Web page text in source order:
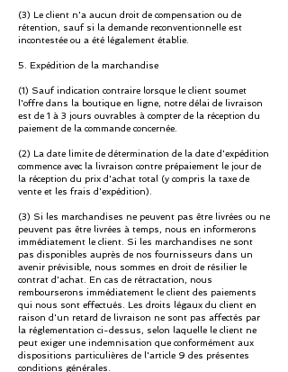
(3) Le client n'a aucun droit de compensation ou de
rétention, sauf si la demande reconventionnelle est
incontestée ou a été légalement établie.
5. Expédition de la marchandise
(1) Sauf indication contraire lorsque le client soumet
l'offre dans la boutique en ligne, notre délai de livraison
est de 1 à 3 jours ouvrables à compter de la réception du
paiement de la commande concernée.
(2) La date limite de détermination de la date d'expédition
commence avec la livraison contre prépaiement le jour de
la réception du prix d'achat total (y compris la taxe de
vente et les frais d'expédition).
(3) Si les marchandises ne peuvent pas être livrées ou ne
peuvent pas être livrées à temps, nous en informerons
immédiatement le client. Si les marchandises ne sont
pas disponibles auprès de nos fournisseurs dans un
avenir prévisible, nous sommes en droit de résilier le
contrat d'achat. En cas de rétractation, nous
rembourserons immédiatement le client des paiements
qui nous sont effectués. Les droits légaux du client en
raison d'un retard de livraison ne sont pas affectés par
la réglementation ci-dessus, selon laquelle le client ne
peut exiger une indemnisation que conformément aux
dispositions particulières de l'article 9 des présentes
conditions générales.